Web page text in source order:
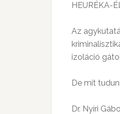
HEURÉKA-
Az
izoláció
De mit
Dr. Nyíri